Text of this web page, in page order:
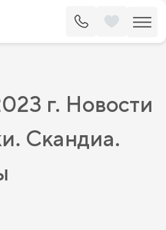
г. Новости
Скандиа.